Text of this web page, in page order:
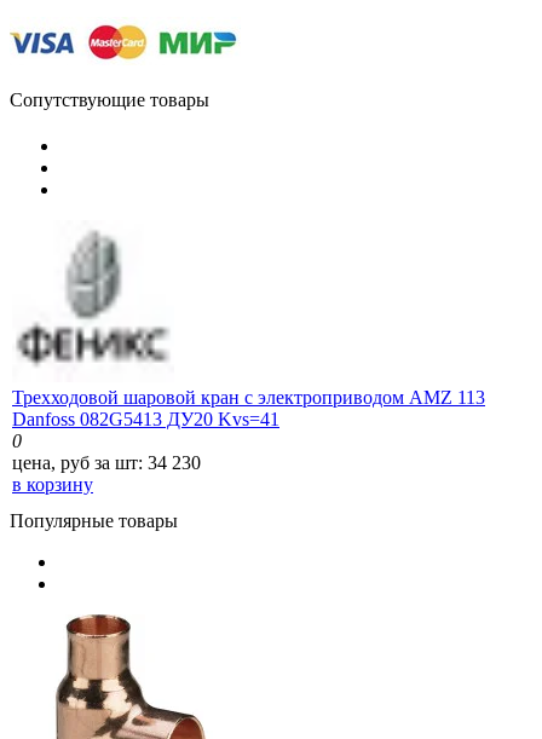
Сопутствующие товары
Трехходовой шаровой кран с электроприводом AMZ 113
Danfoss 082G5413 ДУ20 Kvs=41
0
цена, руб за шт: 34 230
в корзину
Популярные товары